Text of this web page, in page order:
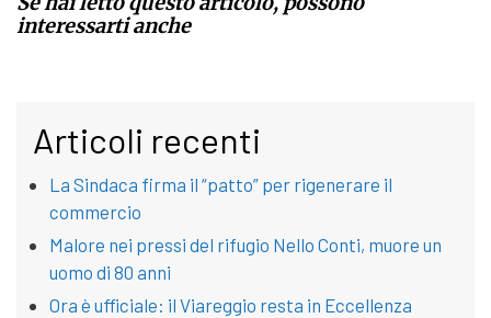
interessarti anche
Articoli recenti
La Sindaca firma il “patto” per rigenerare il
commercio
Malore nei pressi del rifugio Nello Conti, muore un
uomo di 80 anni
Ora è ufficiale: il Viareggio resta in Eccellenza